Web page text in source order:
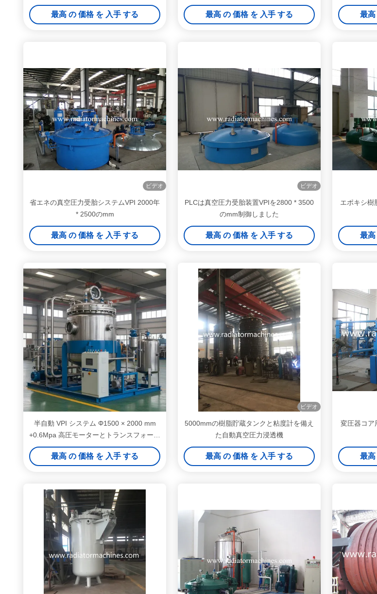
最高 の 価格 を 入手 する 最高 の 価格 を 入手 する 最高
ビデオ
省エネの真空圧力受胎システムVPI 2000年
* 2500のmm
最高 の 価格 を 入手 する
ビデオ
PLCは真空圧力受胎装置VPIを2800 * 3500
のmm制御しました
最高 の 価格 を 入手 する
エポキシ樹
最高
半自動 VPI システム Φ1500 × 2000 mm
+0.6Mpa 高圧モーターとトランスフォーマ
ー用真空圧浸透装置
最高 の 価格 を 入手 する
ビデオ
5000mmの樹脂貯蔵タンクと粘度計を備え
た自動真空圧力浸透機
最高 の 価格 を 入手 する
変圧器コア
最高